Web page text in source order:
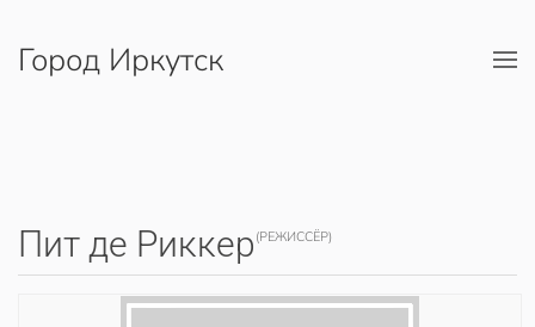
Перейти к содержимому
Город Иркутск
Пит де Риккер (РЕЖИССЁР)